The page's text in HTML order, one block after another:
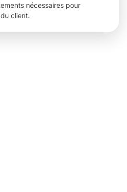
nécessaires pour
client.